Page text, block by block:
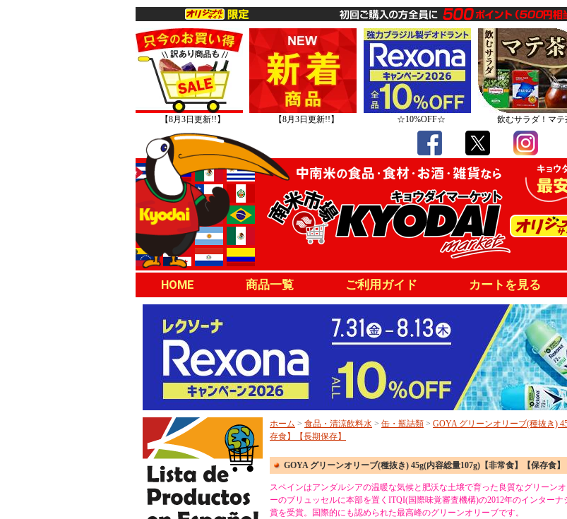
【8月3日更新!!】 【8月3日更新!!】 ☆10%OFF☆ 飲むサラダ！マテ
HOME 商品一覧 ご利用ガイド カートを見る
ホーム > 食品・清涼飲料水 > 缶・瓶詰類 > GOYA グリーンオリーブ(種抜き)
存食】【長期保存】
GOYA グリーンオリーブ(種抜き) 45g(内容総量107g)【非常食】【保存食】
スペインはアンダルシアの温暖な気候と肥沃な土壌で育った良質なグリーン
ーのブリュッセルに本部を置くITQI(国際味覚審査機構)の2012年のインター
賞を受賞。国際的にも認められた最高峰のグリーンオリーブです。